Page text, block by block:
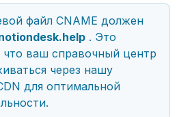
файл CNAME должен
. Это
что ваш справочный центр
через нашу
для оптимальной